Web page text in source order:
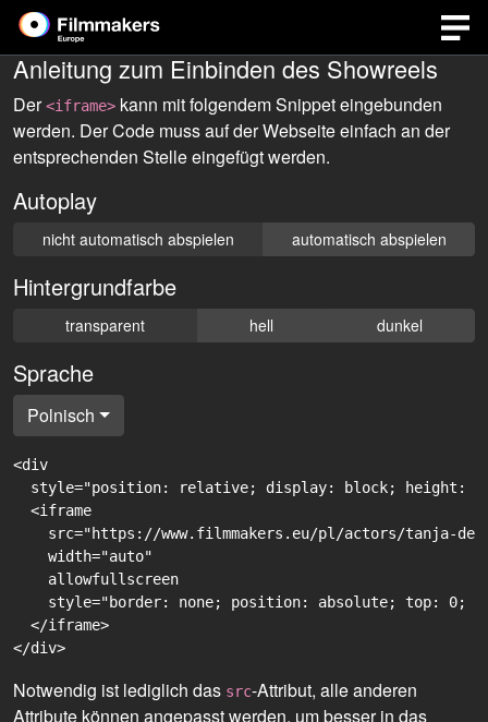
Anleitung zum Einbinden des Showreels
Der<iframe> kann mit folgendem Snippet eingebunden
werden. Der Code muss auf der Webseite einfach an der
entsprechenden Stelle eingefügt werden.
Autoplay
nicht automatisch abspielen automatisch abspielen
Hintergrundfarbe
transparent hell dunkel
Sprache
Polnisch
<div
style="position: relative; display: block; height:
  <iframe
src="https://www.filmmakers.eu/pl/actors/tanja-
    width="auto"
    allowfullscreen
style="border: none; position: absolute; top: 0;
  </iframe>
Notwendig ist lediglich das src-Attribut, alle anderen
Attribute können angepasst werden, um besser in das